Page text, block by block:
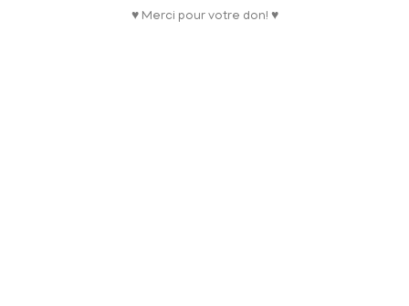
♥ Merci pour votre don! ♥